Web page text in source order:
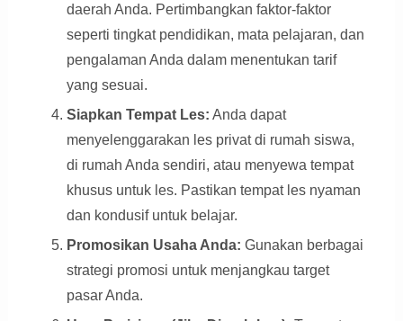
daerah Anda. Pertimbangkan faktor-faktor
seperti tingkat pendidikan, mata pelajaran, dan
pengalaman Anda dalam menentukan tarif
yang sesuai.
Siapkan Tempat Les: Anda dapat
menyelenggarakan les privat di rumah siswa,
di rumah Anda sendiri, atau menyewa tempat
khusus untuk les. Pastikan tempat les nyaman
dan kondusif untuk belajar.
Promosikan Usaha Anda: Gunakan berbagai
strategi promosi untuk menjangkau target
pasar Anda.